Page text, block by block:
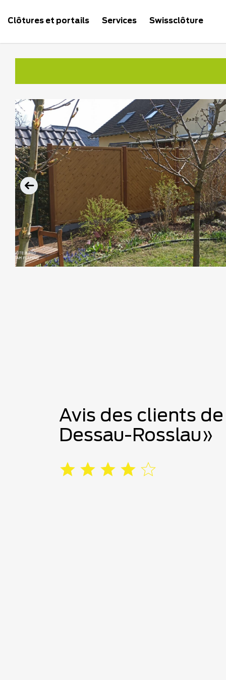
Clôtures et portails Services Swissclôture
Avis des clients
Dessau-Rosslau»